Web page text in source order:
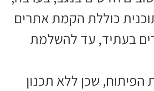
כוללת הקמת אתרים
בעתיד, עד להשלמת
שכן ללא תכנון